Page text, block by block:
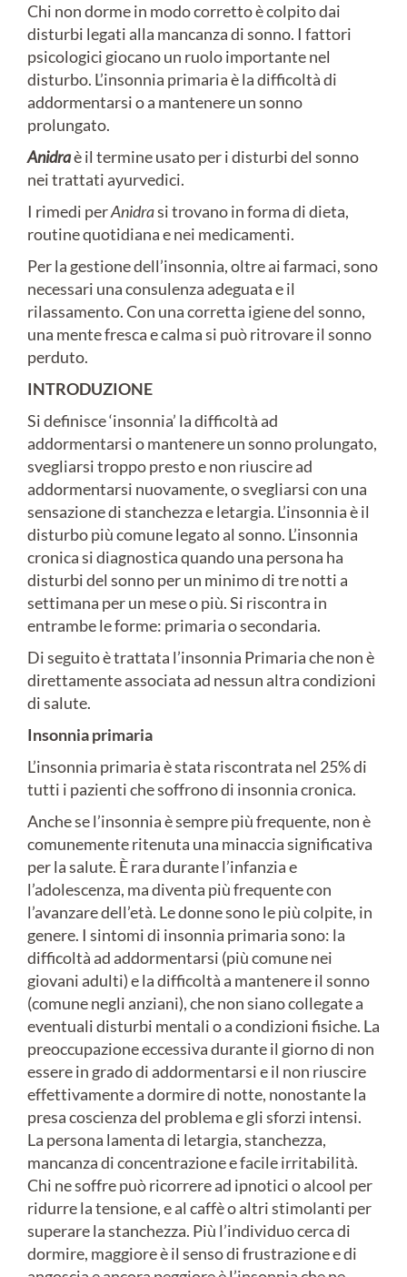
Chi non dorme in modo corretto è colpito dai
disturbi legati alla mancanza di sonno. I fattori
psicologici giocano un ruolo importante nel
disturbo. L’insonnia primaria è la difficoltà di
addormentarsi o a mantenere un sonno
prolungato.
Anidraè il termine usato per i disturbi del sonno
nei trattati ayurvedici.
I rimedi perAnidrasi trovano in forma di dieta,
routine quotidiana e nei medicamenti.
Per la gestione dell’insonnia, oltre ai farmaci, sono
necessari una consulenza adeguata e il
rilassamento. Con una corretta igiene del sonno,
una mente fresca e calma si può ritrovare il sonno
perduto.
INTRODUZIONE
Si definisce ‘insonnia’ la difficoltà ad
addormentarsi o mantenere un sonno prolungato,
svegliarsi troppo presto e non riuscire ad
addormentarsi nuovamente, o svegliarsi con una
sensazione di stanchezza e letargia. L’insonnia è il
disturbo più comune legato al sonno. L’insonnia
cronica si diagnostica quando una persona ha
disturbi del sonno per un minimo di tre notti a
settimana per un mese o più. Si riscontra in
entrambe le forme: primaria o secondaria.
Di seguito è trattata l’insonnia Primaria che non è
direttamente associata ad nessun altra condizioni
di salute.
Insonnia primaria
L’insonnia primaria è stata riscontrata nel 25% di
tutti i pazienti che soffrono di insonnia cronica.
Anche se l’insonnia è sempre più frequente, non è
comunemente ritenuta una minaccia significativa
per la salute. È rara durante l’infanzia e
l’adolescenza, ma diventa più frequente con
l’avanzare dell’età. Le donne sono le più colpite, in
genere. I sintomi di insonnia primaria sono: la
difficoltà ad addormentarsi (più comune nei
giovani adulti) e la difficoltà a mantenere il sonno
(comune negli anziani), che non siano collegate a
eventuali disturbi mentali o a condizioni fisiche. La
preoccupazione eccessiva durante il giorno di non
essere in grado di addormentarsi e il non riuscire
effettivamente a dormire di notte, nonostante la
presa coscienza del problema e gli sforzi intensi.
La persona lamenta di letargia, stanchezza,
mancanza di concentrazione e facile irritabilità.
Chi ne soffre può ricorrere ad ipnotici o alcool per
ridurre la tensione, e al caffè o altri stimolanti per
superare la stanchezza. Più l’individuo cerca di
dormire, maggiore è il senso di frustrazione e di